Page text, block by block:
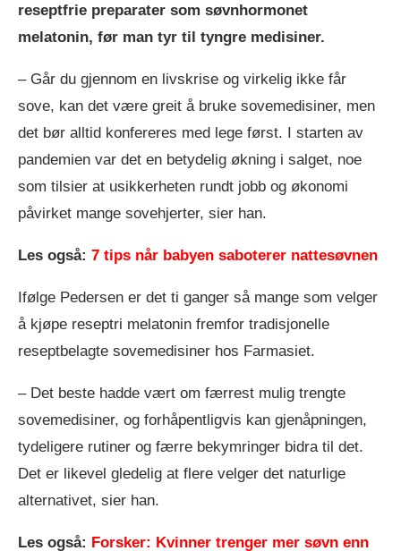
reseptfrie preparater som søvnhormonet
melatonin, før man tyr til tyngre medisiner.
– Går du gjennom en livskrise og virkelig ikke får
sove, kan det være greit å bruke sovemedisiner, men
det bør alltid konfereres med lege først. I starten av
pandemien var det en betydelig økning i salget, noe
som tilsier at usikkerheten rundt jobb og økonomi
påvirket mange sovehjerter, sier han.
Les også: 7 tips når babyen saboterer nattesøvnen
Ifølge Pedersen er det ti ganger så mange som velger
å kjøpe reseptri melatonin fremfor tradisjonelle
reseptbelagte sovemedisiner hos Farmasiet.
– Det beste hadde vært om færrest mulig trengte
sovemedisiner, og forhåpentligvis kan gjenåpningen,
tydeligere rutiner og færre bekymringer bidra til det.
Det er likevel gledelig at flere velger det naturlige
alternativet, sier han.
Les også: Forsker: Kvinner trenger mer søvn enn